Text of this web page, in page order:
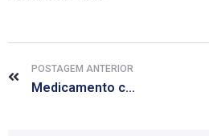
POSTAGEM ANTERIOR
Medicamento chinês que desacelera Alzheimer entrará em testes clínicos